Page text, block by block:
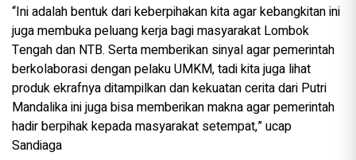
“Ini adalah bentuk dari keberpihakan kita agar kebangkitan ini
juga membuka peluang kerja bagi masyarakat Lombok
Tengah dan NTB. Serta memberikan sinyal agar pemerintah
berkolaborasi dengan pelaku UMKM, tadi kita juga lihat
produk ekrafnya ditampilkan dan kekuatan cerita dari Putri
Mandalika ini juga bisa memberikan makna agar pemerintah
hadir berpihak kepada masyarakat setempat,” ucap
Sandiaga